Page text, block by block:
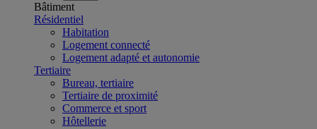
Bâtiment
Résidentiel
Habitation
Logement connecté
Logement adapté et autonomie
Tertiaire
Bureau, tertiaire
Tertiaire de proximité
Commerce et sport
Hôtellerie